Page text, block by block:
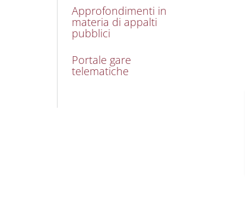
Approfondimenti in
materia di appalti
pubblici
Portale gare
telematiche